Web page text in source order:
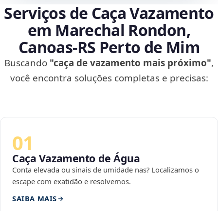
Serviços de Caça Vazamento
em Marechal Rondon,
Canoas‑RS Perto de Mim
Buscando "caça de vazamento mais próximo",
você encontra soluções completas e precisas:
01
Caça Vazamento de Água
Conta elevada ou sinais de umidade nas? Localizamos o
escape com exatidão e resolvemos.
SAIBA MAIS